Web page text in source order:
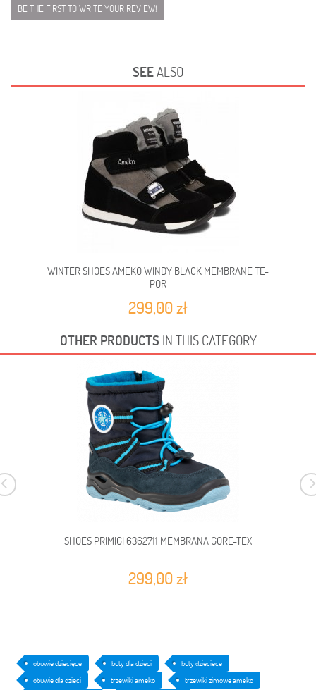
BE THE FIRST TO WRITE YOUR REVIEW!
SEEALSO
WINTER SHOES AMEKO WINDY BLACK MEMBRANE TE-
POR
299,00 zł
OTHER PRODUCTS IN THIS CATEGORY
SHOES PRIMIGI 6362711 MEMBRANA GORE-TEX
299,00 zł
obuwie dziecięce buty dla dzieci
buty dziecięce
obuwie dla dzieci
trzewiki ameko
trzewiki zimowe ameko